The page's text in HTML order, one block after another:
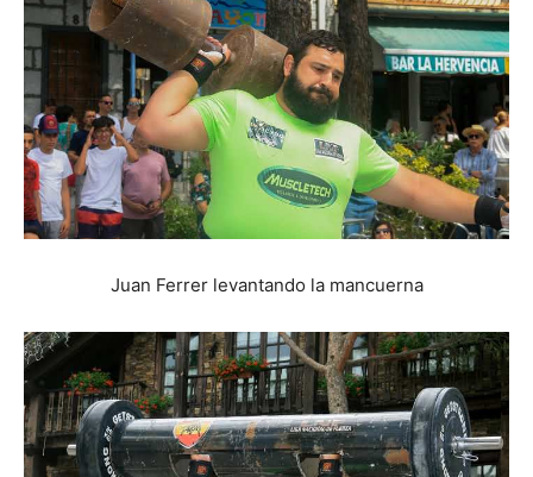
Juan Ferrer levantando la mancuerna